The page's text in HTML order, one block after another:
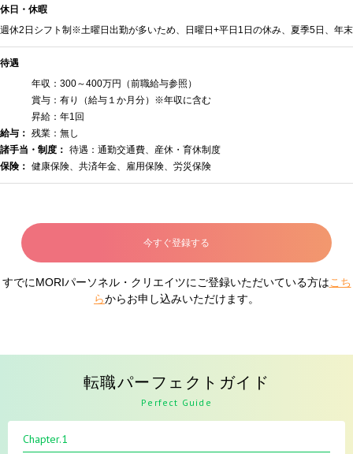
休日・休暇
週休2日シフト制※土曜日出勤が多いため、日曜日+平日1日の休み、夏季5日、
待遇
給与：
年収：300～400万円（前職給与参照）
賞与：有り（給与１か月分）※年収に含む
昇給：年1回
残業：無し
諸手当・制度： 待遇：通勤交通費、産休・育休制度
保険： 健康保険、共済年金、雇用保険、労災保険
今すぐ登録する
すでにMORIパーソネル・クリエイツにご登録いただいている方はこち
らからお申し込みいただけます。
転職パーフェクトガイド
Perfect Guide
Chapter.1